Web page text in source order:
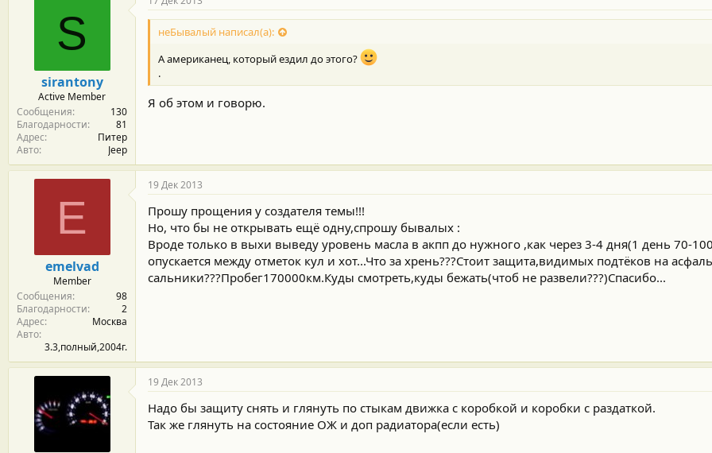
S
sirantony
Active Member
Сообщения
130
Благодарности
81
Адрес
Питер
Авто
Jeep
неБывалый написал(а):
А американец, который ездил до этого?
.
Я об этом и говорю.
E
emelvad
Member
Сообщения
98
Благодарности
2
Адрес
Москва
Авто
3.3,полный,2004г.
19 Дек 2013
Прошу прощения у создателя темы!!!
Но, что бы не открывать ещё одну,спрошу бывалых :
Вроде только в выхи выведу уровень масла в акпп до нужного ,как через 3-4 дня(1 день 70-
опускается между отметок кул и хот...Что за хрень???Стоит защита,видимых подтёков на
сальники???Пробег170000км.Куды смотреть,куды бежать(чтоб не развели???)Спасибо...
19 Дек 2013
Надо бы защиту снять и глянуть по стыкам движка с коробкой и коробки с раздаткой.
Так же глянуть на состояние ОЖ и доп радиатора(если есть)